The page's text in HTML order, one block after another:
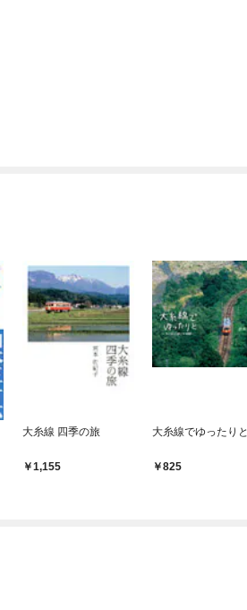
大糸線 四季の旅
1,155
大糸線でゆったりと
825